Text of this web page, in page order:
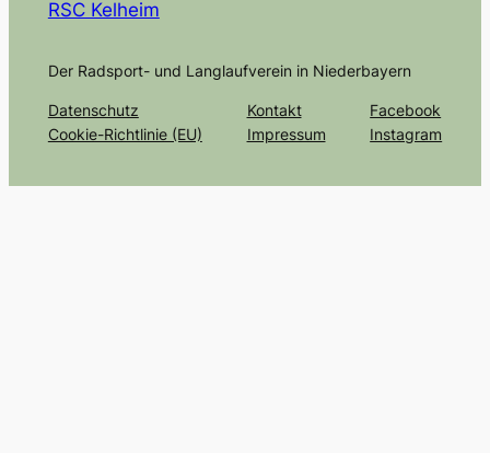
RSC Kelheim
Der Radsport- und Langlaufverein in Niederbayern
Datenschutz
Cookie-Richtlinie (EU)
Kontakt
Impressum
Facebook
Instagram